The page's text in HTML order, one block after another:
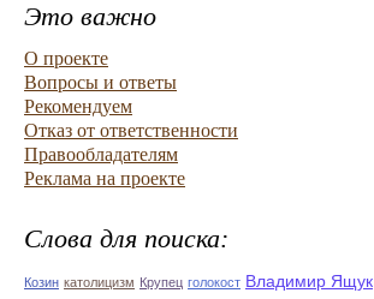
Это важно
О проекте
Вопросы и ответы
Рекомендуем
Отказ от ответственности
Правообладателям
Реклама на проекте
Слова для поиска:
Козин католицизм Крупец голокост Владимир Ящук